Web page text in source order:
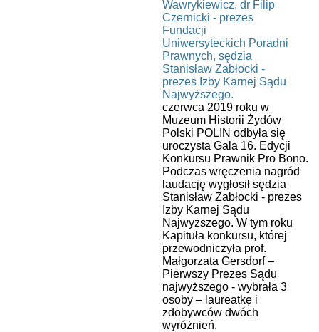
czerwca 2019 roku w
Muzeum Historii Żydów
Polski POLIN odbyła się
uroczysta Gala 16. Edycji
Konkursu Prawnik Pro Bono.
Podczas wręczenia nagród
laudację wygłosił sędzia
Stanisław Zabłocki - prezes
Izby Karnej Sądu
Najwyższego. W tym roku
Kapituła konkursu, której
przewodniczyła prof.
Małgorzata Gersdorf –
Pierwszy Prezes Sądu
najwyższego - wybrała 3
osoby – laureatkę i
zdobywców dwóch
wyróżnień.